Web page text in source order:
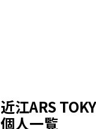
近江ARS
個人一覧